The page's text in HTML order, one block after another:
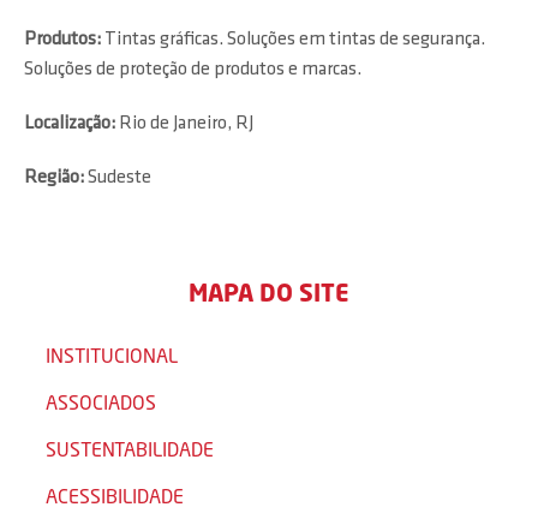
Produtos: Tintas gráficas. Soluções em tintas de segurança.
Soluções de proteção de produtos e marcas.
Localização: Rio de Janeiro, RJ
Região:Sudeste
MAPA DO SITE
INSTITUCIONAL
ASSOCIADOS
SUSTENTABILIDADE
ACESSIBILIDADE